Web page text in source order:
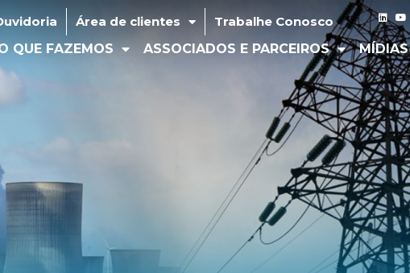
Área de clientes Trabalhe Conosco
QUE FAZEMOS ASSOCIADOS E PARCEIROS MÍDIAS
Área de clientes
Trabalhe Conosco
QUE FAZEMOS ASSOCIADOS E PARCEIROS MÍDIAS